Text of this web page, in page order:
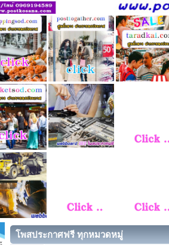
โพสประกาศฟรี ทุกหมวดหมู่